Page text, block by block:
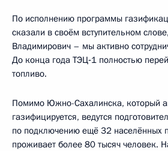
По исполнению программы
сказали в своём вступительном
Владимирович – мы активно
До конца года ТЭЦ‑1 полностью
топливо.
Помимо Южно-Сахалинска, который
газифицируется, ведутся
по подключению ещё 32 населённых
проживает более 80 тысяч человек.